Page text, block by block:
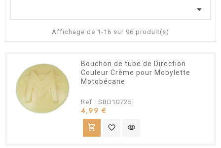

Affichage de 1-16 sur 96 produit(s)
Bouchon de tube de Direction
Couleur Crème pour Mobylette
Motobécane
Ref : SBD10725
4,99 €
shopping_cart favorite_border visibility